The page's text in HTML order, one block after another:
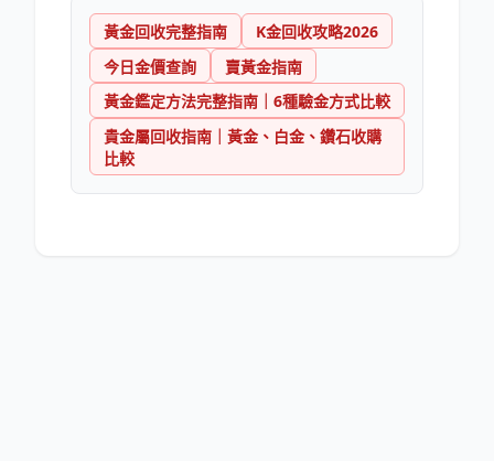
黃金回收完整指南
K金回收攻略2026
今日金價查詢
賣黃金指南
黃金鑑定方法完整指南｜6種驗金方式比較
貴金屬回收指南｜黃金、白金、鑽石收購
比較